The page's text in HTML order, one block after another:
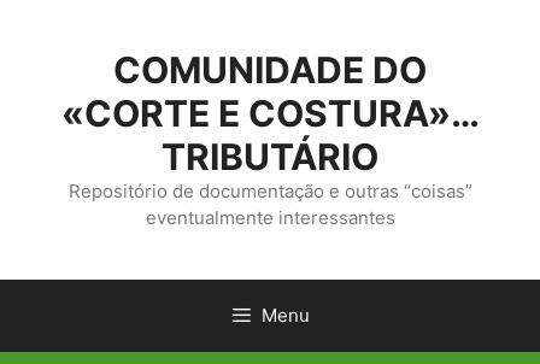
conteúdo
COMUNIDADE DO
«CORTE E COSTURA»…
TRIBUTÁRIO
Repositório de documentação e outras “coisas”
eventualmente interessantes
Menu